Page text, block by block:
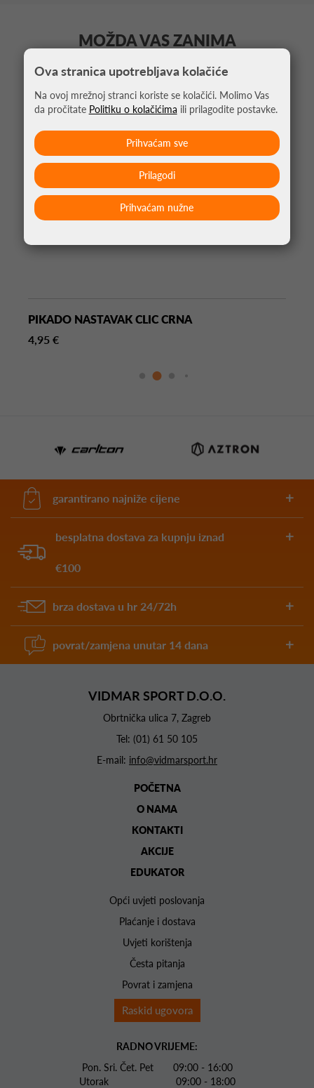
MOŽDA VAS ZANIMA
PIKADO NASTAVAK CLIC CRNA
4,95 €
garantirano najniže cijene
besplatna dostava za kupnju iznad
€100
brza dostava u hr 24/72h
povrat/zamjena unutar 14 dana
VIDMAR SPORT D.O.O.
Obrtnička ulica 7, Zagreb
Tel: (01) 61 50 105
E-mail: info@vidmarsport.hr
POČETNA
O NAMA
KONTAKTI
AKCIJE
EDUKATOR
Opći uvjeti poslovanja
Plaćanje i dostava
Uvjeti korištenja
Česta pitanja
Povrat i zamjena
Raskid ugovora
RADNO VRIJEME:
Pon. Sri. Čet. Pet 09:00 - 16:00
Utorak 09:00 - 18:00
Ova stranica upotrebljava kolačiće
Na ovoj mrežnoj stranci koriste se kolačići. Molimo Vas
da pročitate Politiku o kolačićima ili prilagodite postavke.
Prihvaćam nužne
Prilagodi
Prihvaćam sve